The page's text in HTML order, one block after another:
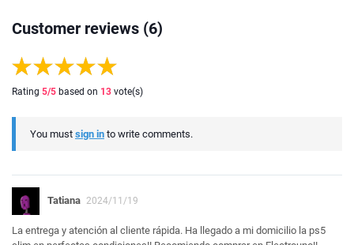
Customer reviews (6)
Rating 5/5 based on 13 vote(s)
You must sign in to write comments.
Tatiana 2024/11/19
La entrega y atención al cliente rápida. Ha llegado a mi domicilio la ps5